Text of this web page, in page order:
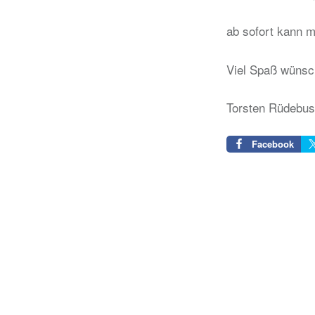
ab sofort kann
Viel Spaß
Torsten
Facebook